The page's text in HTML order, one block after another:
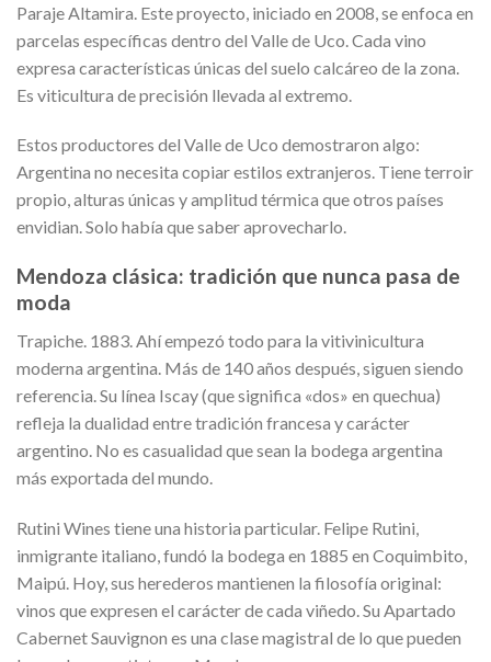
Paraje Altamira. Este proyecto, iniciado en 2008, se enfoca en
parcelas específicas dentro del Valle de Uco. Cada vino
expresa características únicas del suelo calcáreo de la zona.
Es viticultura de precisión llevada al extremo.
Estos productores del Valle de Uco demostraron algo:
Argentina no necesita copiar estilos extranjeros. Tiene terroir
propio, alturas únicas y amplitud térmica que otros países
envidian. Solo había que saber aprovecharlo.
Mendoza clásica: tradición que nunca pasa de
moda
Trapiche. 1883. Ahí empezó todo para la vitivinicultura
moderna argentina. Más de 140 años después, siguen siendo
referencia. Su línea Iscay (que significa «dos» en quechua)
refleja la dualidad entre tradición francesa y carácter
argentino. No es casualidad que sean la bodega argentina
más exportada del mundo.
Rutini Wines tiene una historia particular. Felipe Rutini,
inmigrante italiano, fundó la bodega en 1885 en Coquimbito,
Maipú. Hoy, sus herederos mantienen la filosofía original:
vinos que expresen el carácter de cada viñedo. Su Apartado
Cabernet Sauvignon es una clase magistral de lo que pueden